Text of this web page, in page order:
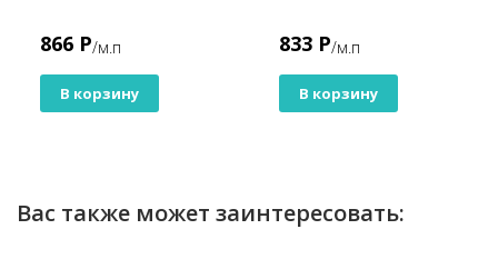
866 Р/м.п
В корзину
833 Р/м.п
В корзину
Вас также может заинтересовать: